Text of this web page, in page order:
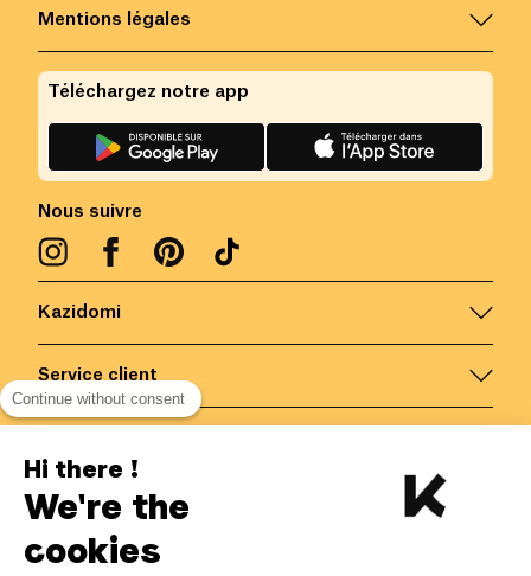
Kazidomi
Service client
Mentions légales
Nous suivre
Téléchargez notre app
Belgique/FR
Continue without consent
Hi there !
We're the
cookies